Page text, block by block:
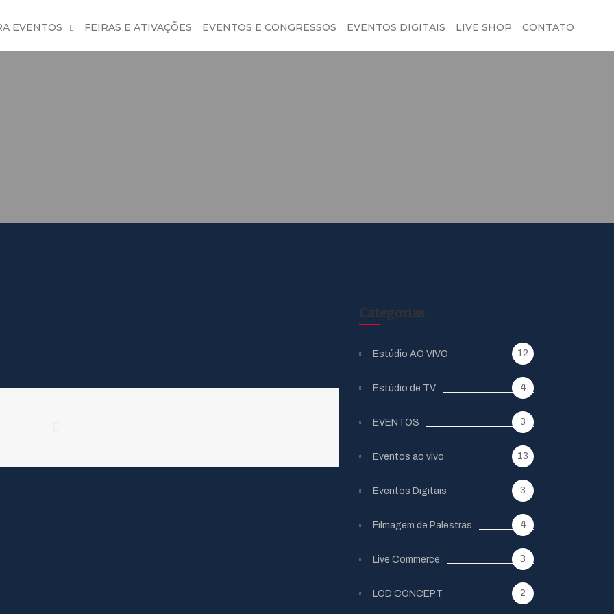
EVENTOS FEIRAS E ATIVAÇÕES EVENTOS E CONGRESSOS EVENTOS DIGITAIS LIVE SHOP CONTATO
Categorias
Estúdio AO VIVO 12
Estúdio de TV 4
EVENTOS 3
Eventos ao vivo 13
Eventos Digitais 3
Filmagem de Palestras 4
Live Commerce 3
LOD CONCEPT 2